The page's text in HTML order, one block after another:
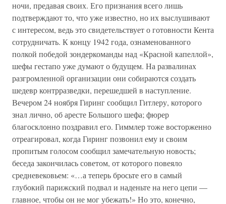
ночи, предавая своих. Его признания всего лишь
подтверждают то, что уже известно, но их выслушивают
с интересом, ведь это свидетельствует о готовности Кента
сотрудничать. К концу 1942 года, ознаменованного
полкой победой зондеркоманды над «Красной капеллой»,
шефы гестапо уже думают о будущем. На развалинах
разгромленной организации они собираются создать
шедевр контрразведки, перешедшей в наступление.
Вечером 24 ноября Гиринг сообщил Гитлеру, которого
знал лично, об аресте Большого шефа; фюрер
благосклонно поздравил его. Гиммлер тоже восторженно
отреагировал, когда Гиринг позвонил ему и своим
пропитым голосом сообщил замечательную новость;
беседа закончилась советом, от которого повеяло
средневековьем: «…а теперь бросьте его в самый
глубокий парижский подвал и наденьте на него цепи —
главное, чтобы он не мог убежать!» Но это, конечно,